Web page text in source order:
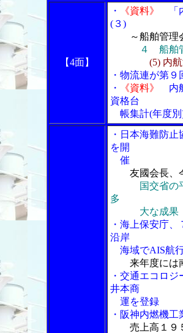
【4面】
・ 《資料》
「
(３)
～船舶管理
４ 船舶
(5) 内
・物流連が第
・
《資料》
内
資格台
帳集計(年度別
・日本海難防
を開
催
友國会長、
国交省の
多
大な成果
・海上保安庁
沿岸
海域でAIS航
来年度には
・交通エコロ
井本商
運を登録
・阪神内燃機
売上高１９